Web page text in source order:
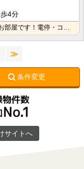
4分
ねこちゃんと暮らせるリノベーションされたお部屋です！電停・コンビニ徒歩圏内で生活に便利な立地です！
≫
条件変更
サイトへ